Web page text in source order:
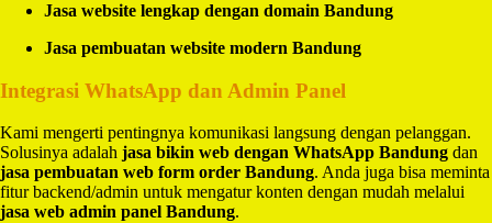
Jasa website lengkap dengan domain Bandung
Jasa pembuatan website modern Bandung
Integrasi WhatsApp dan Admin Panel
Kami mengerti pentingnya komunikasi langsung dengan pelanggan.
Solusinya adalah jasa bikin web dengan WhatsApp Bandung dan
jasa pembuatan web form order Bandung. Anda juga bisa meminta
fitur backend/admin untuk mengatur konten dengan mudah melalui
jasa web admin panel Bandung.